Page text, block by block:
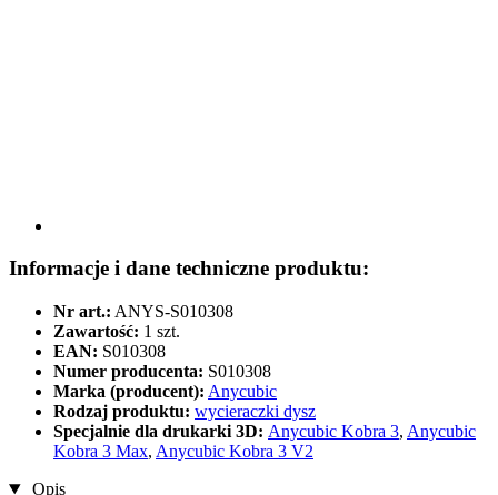
Informacje i dane techniczne produktu:
Nr art.: ANYS-S010308
Zawartość: 1 szt.
EAN: S010308
Numer producenta: S010308
Marka (producent): Anycubic
Rodzaj produktu: wycieraczki dysz
Specjalnie dla drukarki 3D: Anycubic Kobra 3, Anycubic
Kobra 3 Max, Anycubic Kobra 3 V2
Opis